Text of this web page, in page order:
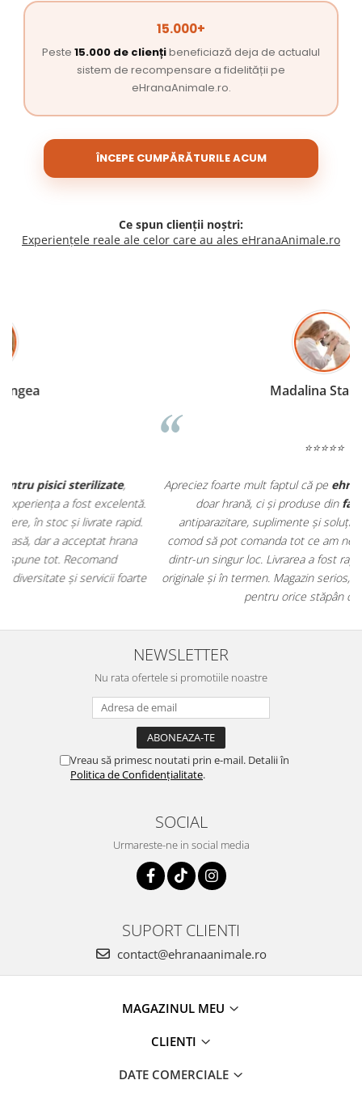
15.000+
Peste 15.000 de cliențibeneficiază deja de actualul
sistem de recompensare a fidelității pe
eHranaAnimale.ro.
ÎNCEPE CUMPĂRĂTURILE ACUM
Ce spun clienții noștri:
Experiențele reale ale celor care au ales eHranaAnimale.ro
Apreciez foarte mult faptul că peehranaanimale.rogăsesc nu
doar hrană, ci și produse dinfarmacia veterinară:
antiparazitare, suplimente și soluții de îngrijire. Este foarte
comod să pot comanda tot ce am nevoie pentru animalul meu
dintr-un singur loc. Livrarea a fost rapidă, iar produsele au fost
originale și în termen. Magazin serios, bine organizat și foarte util
pentru orice stăpân de animale.
NEWSLETTER
Nu rata ofertele si promotiile noastre
Vreau să primesc noutati prin e-mail. Detalii în
Politica de Confidențialitate.
SOCIAL
Urmareste-ne in social media
SUPORT CLIENTI
contact@ehranaanimale.ro
MAGAZINUL MEU
CLIENTI
DATE COMERCIALE